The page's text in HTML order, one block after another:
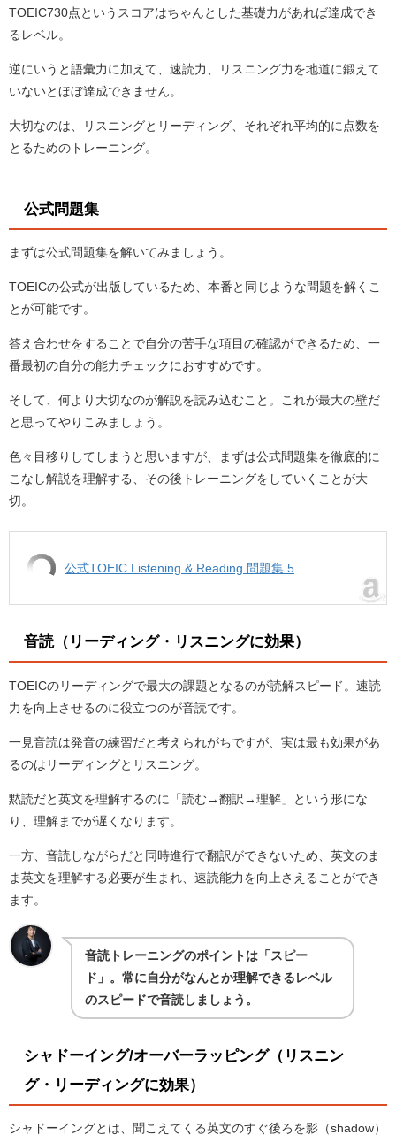
TOEIC730点というスコアはちゃんとした基礎力があれば達成でき
るレベル。
逆にいうと語彙力に加えて、速読力、リスニング力を地道に鍛えて
いないとほぼ達成できません。
大切なのは、リスニングとリーディング、それぞれ平均的に点数を
とるためのトレーニング。
公式問題集
まずは公式問題集を解いてみましょう。
TOEICの公式が出版しているため、本番と同じような問題を解くこ
とが可能です。
答え合わせをすることで自分の苦手な項目の確認ができるため、一
番最初の自分の能力チェックにおすすめです。
そして、何より大切なのが解説を読み込むこと。これが最大の壁だ
と思ってやりこみましょう。
色々目移りしてしまうと思いますが、まずは公式問題集を徹底的に
こなし解説を理解する、その後トレーニングをしていくことが大
切。
公式TOEIC Listening & Reading 問題集 5
音読（リーディング・リスニングに効果）
TOEICのリーディングで最大の課題となるのが読解スピード。速読
力を向上させるのに役立つのが音読です。
一見音読は発音の練習だと考えられがちですが、実は最も効果があ
るのはリーディングとリスニング。
黙読だと英文を理解するのに「読む→翻訳→理解」という形にな
り、理解までが遅くなります。
一方、音読しながらだと同時進行で翻訳ができないため、英文のま
ま英文を理解する必要が生まれ、速読能力を向上さえることができ
ます。
音読トレーニングのポイントは「スピー
ド」。常に自分がなんとか理解できるレベル
のスピードで音読しましょう。
シャドーイング/オーバーラッピング（リスニン
グ・リーディングに効果）
シャドーイングとは、聞こえてくる英文のすぐ後ろを影（shadow）